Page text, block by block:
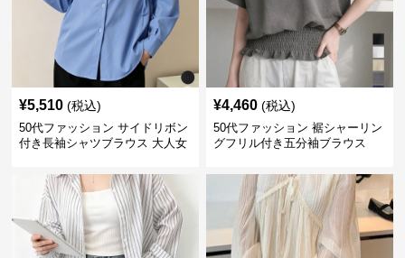
¥5,510 (税込)
50代ファッション サイドリボン
付き長袖シャツブラウス 大人女
¥4,460 (税込)
50代ファッション 裾シャーリン
グフリル付き五分袖ブラウス